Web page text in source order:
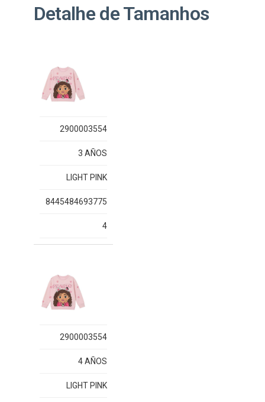
Detalhe de Tamanhos
2900003554
3 AÑOS
LIGHT PINK
8445484693775
4
2900003554
4 AÑOS
LIGHT PINK